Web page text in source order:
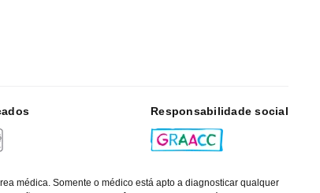
Responsabilidade social
médica. Somente o médico está apto a diagnosticar qualquer